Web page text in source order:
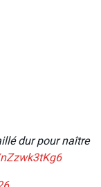
dur pour naître